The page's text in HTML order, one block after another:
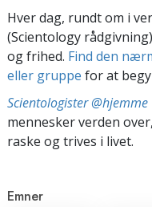
Hver dag, rundt om i
(Scientology
og frihed. Find den
eller gruppe for at
Scientologister @hjemme
mennesker verden
raske og trives i livet.
Emner